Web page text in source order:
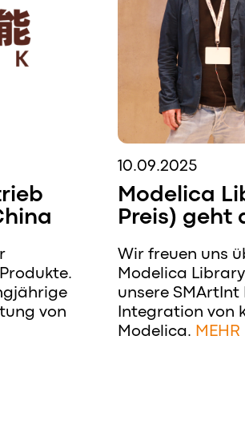
von
10.09.2025
Modelica
Preis) geht
Wir freuen uns
Modelica
unsere
Integration von
Modelica. MEHR